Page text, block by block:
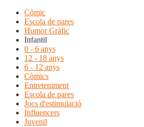
Còmic
Escola de pares
Humor Gràfic
Infantil
0 - 6 anys
12 - 18 anys
6 - 12 anys
Còmics
Entreteniment
Escola de pares
Jocs d'estimulació
Influencers
Juvenil